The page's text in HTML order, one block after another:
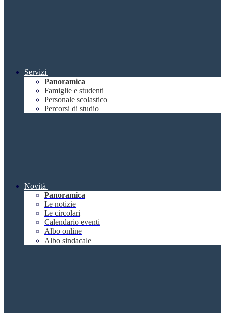
Servizi
Panoramica
Famiglie e studenti
Personale scolastico
Percorsi di studio
Novità
Panoramica
Le notizie
Le circolari
Calendario eventi
Albo online
Albo sindacale